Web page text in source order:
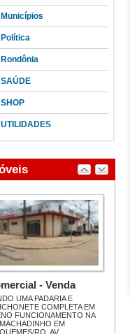
Municípios
Política
Rondônia
SAÚDE
SHOP
UTILIDADES